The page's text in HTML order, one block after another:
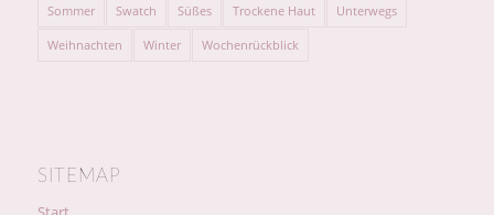
Sommer Swatch Süßes Trockene Haut Unterwegs
Weihnachten Winter Wochenrückblick
SITEMAP